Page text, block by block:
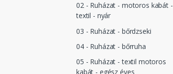
02 - Ruházat - motoros kabát -
textil - nyár
03 - Ruházat - bőrdzseki
04 - Ruházat - bőrruha
05 - Ruházat - textil motoros
kabát - egész éves